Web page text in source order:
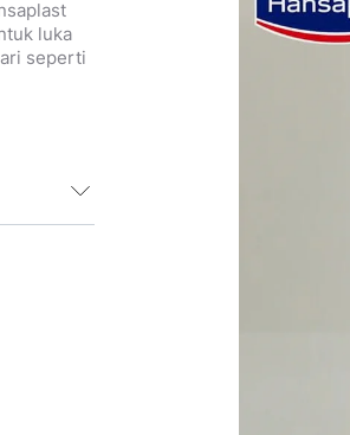
luka
seperti